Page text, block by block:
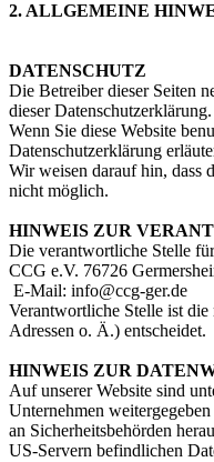
2. ALLGEMEINE
DATENSCHUTZ
Die Betreiber dieser Seiten
dieser Datenschutzerklärung.
Wenn Sie diese Website
Datenschutzerklärung
Wir weisen darauf hin, dass
nicht möglich.
HINWEIS ZUR
Die verantwortliche Stelle
CCG e.V. 76726
E-Mail: info@ccg-ger.de
Verantwortliche Stelle ist
Adressen o. Ä.) entscheidet.
HINWEIS ZUR
Auf unserer Website sind
Unternehmen
an Sicherheitsbehörden
US-Servern befindlichen